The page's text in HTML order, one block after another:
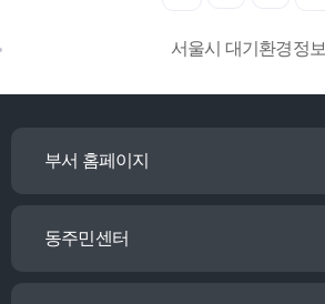
서울시 대기환경정보
부서 홈페이지
동주민센터